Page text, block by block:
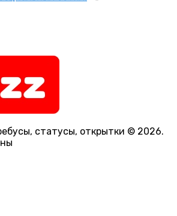
статусы, открытки © 2026.